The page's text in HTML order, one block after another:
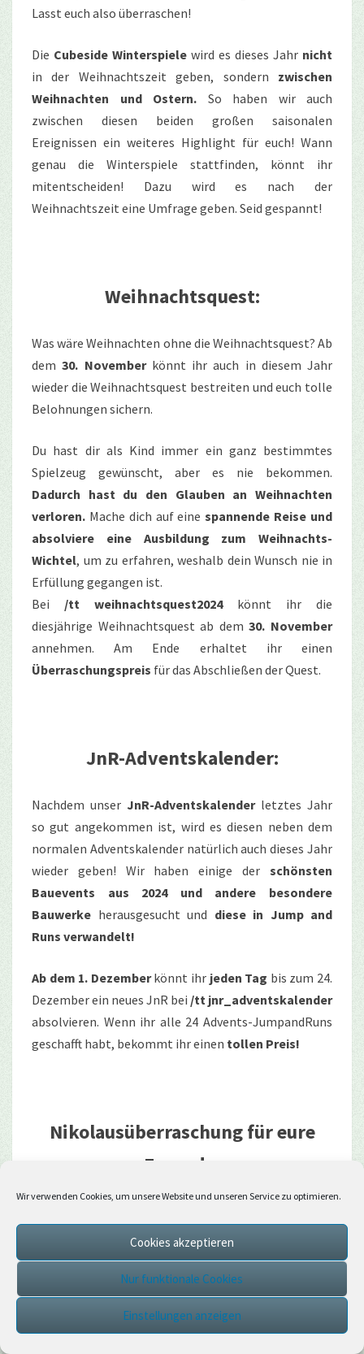
Wir verwenden Cookies, um unsere Website und unseren Service zu optimieren.
Cookies akzeptieren
Nur funktionale Cookies
Einstellungen anzeigen
Lasst euch also überraschen!
Die Cubeside Winterspiele wird es dieses Jahr nicht
in der Weihnachtszeit geben, sondern zwischen
Weihnachten und Ostern. So haben wir auch
zwischen diesen beiden großen saisonalen
Ereignissen ein weiteres Highlight für euch! Wann
genau die Winterspiele stattfinden, könnt ihr
mitentscheiden! Dazu wird es nach der
Weihnachtszeit eine Umfrage geben. Seid gespannt!
Weihnachtsquest:
Was wäre Weihnachten ohne die Weihnachtsquest? Ab
dem30. Novemberkönnt ihr auch in diesem Jahr
wieder die Weihnachtsquest bestreiten und euch tolle
Belohnungen sichern.
Du hast dir als Kind immer ein ganz bestimmtes
Spielzeug gewünscht, aber es nie bekommen.
Dadurch hast du den Glauben an Weihnachten
verloren. Mache dich auf einespannende Reise und
absolviere eine Ausbildung zum Weihnachts-
Wichtel, um zu erfahren, weshalb dein Wunsch nie in
Erfüllung gegangen ist.
Bei /tt weihnachtsquest2024könnt ihr die
diesjährige Weihnachtsquest ab dem30. November
annehmen. Am Ende erhaltet ihr einen
Überraschungspreis für das Abschließen der Quest.
JnR-Adventskalender:
Nachdem unser JnR-Adventskalenderletztes Jahr
so gut angekommen ist, wird es diesen neben dem
normalen Adventskalender natürlich auch dieses Jahr
wieder geben! Wir haben einige der schönsten
Bauevents aus 2024 und andere besondere
Bauwerke herausgesucht und diese in Jump and
Runs verwandelt!
Ab dem 1. Dezemberkönnt ihr jeden Tag bis zum 24.
Dezember ein neues JnR bei /tt jnr_adventskalender
absolvieren. Wenn ihr alle 24 Advents-JumpandRuns
geschafft habt, bekommt ihr einen tollen Preis!
Nikolausüberraschung für eure
Freunde:
verschiedene Items enthalten können.
Ihr könnt ausverschiedenen Optionen auswählen,
die besondere benannte Items enthalten